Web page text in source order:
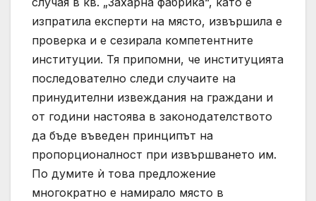
изпратила експерти на място, извършила е
проверка и е сезирала компетентните
институции. Тя припомни, че институцията
последователно следи случаите на
принудителни извеждания на граждани и
от години настоява в законодателството
да бъде въведен принципът на
пропорционалност при извършването им.
По думите ѝ това предложение
многократно е намирало място в